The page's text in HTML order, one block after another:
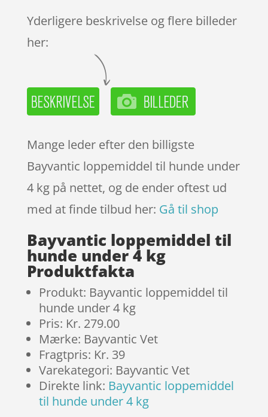
ømmels
er
Yderligere beskrivelse og flere billeder
her:
Mange leder efter den billigste
Bayvantic loppemiddel til hunde under
4 kg på nettet, og de ender oftest ud
med at finde tilbud her: Gå til shop
Bayvantic loppemiddel til
hunde under 4 kg
Produktfakta
Produkt: Bayvantic loppemiddel til
hunde under 4 kg
Pris: Kr. 279.00
Mærke: Bayvantic Vet
Fragtpris: Kr. 39
Varekategori: Bayvantic Vet
Direkte link: Bayvantic loppemiddel
til hunde under 4 kg